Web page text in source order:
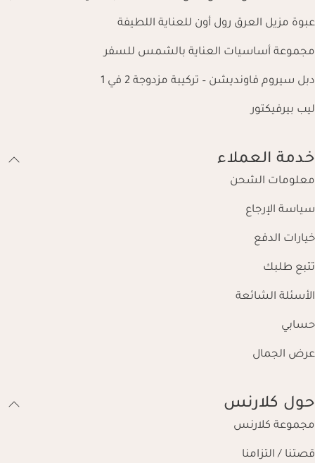
عبوة مزيل العرق رول أون للعناية اللطيفة
مجموعة أساسيات العناية بالشمس للسفر
دبل سيروم فاونديشن – تركيبة مزدوجة 2 في 1
ليب بيرفيكتور
خدمة العملاء
معلومات الشحن
سياسة الإرجاع
خيارات الدفع
تتبع طلبك
الأسئلة الشائعة
حسابي
عرض الجمال
حول كلارنس
مجموعة كلارنس
قصتنا / التزامنا